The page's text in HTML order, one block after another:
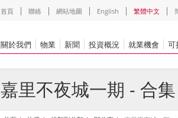
首頁 聯絡 網站地圖 English 繁體中文
關於我們 物業 新聞 投資概況 就業機會 可
嘉里不夜城一期 - 合